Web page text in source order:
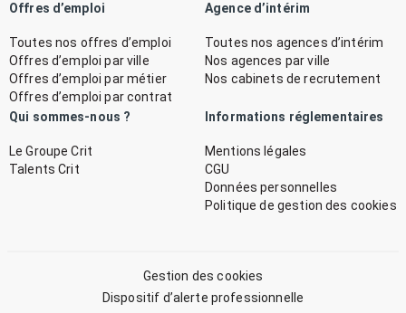
Offres d’emploi
Toutes nos offres d’emploi
Offres d’emploi par ville
Offres d’emploi par métier
Offres d’emploi par contrat
Agence d’intérim
Toutes nos agences d’intérim
Nos agences par ville
Nos cabinets de recrutement
Qui sommes-nous ?
Le Groupe Crit
Talents Crit
Informations réglementaires
Mentions légales
CGU
Données personnelles
Politique de gestion des cookies
Gestion des cookies
Dispositif d’alerte professionnelle